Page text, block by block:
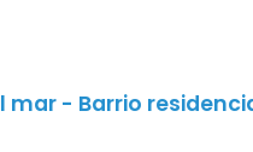
mar - Barrio